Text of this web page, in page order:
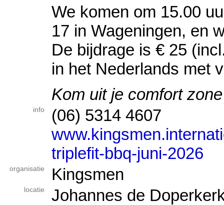
We komen om 15.00
17 in Wageningen, en
De bijdrage is € 25
in het Nederlands met
Kom uit je comfort
info
(06) 5314 4607
triplefit-bbq-juni-2026
organisatie Kingsmen
locatie Johannes de